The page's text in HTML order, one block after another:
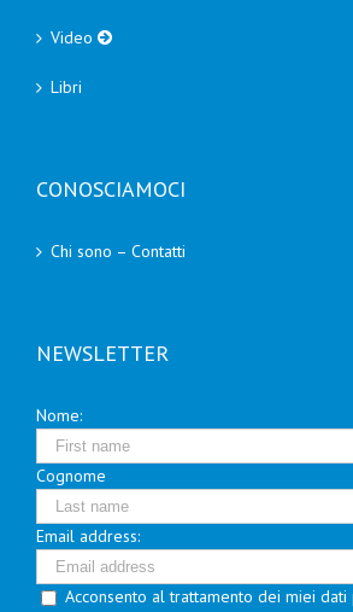
Video
Libri
CONOSCIAMOCI
Chi sono – Contatti
NEWSLETTER
Nome:
Cognome
Email address:
Acconsento al trattamento dei miei